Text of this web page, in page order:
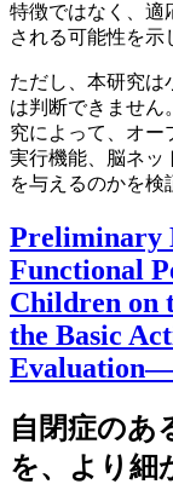
特徴ではなく、適
される可能性を示
ただし、本研究は
は判断できません
究によって、オー
実行機能、脳ネッ
を与えるのかを検
Preliminary
Functional
Children on
the Basic
自閉症のあ
を、より細